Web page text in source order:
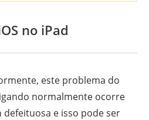
no iPad
este problema do
normalmente ocorre
e isso pode ser